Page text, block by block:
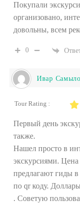
Покупали
организовано,
довольны, всем
0
Ивар
Tour Rating :
Первый день
также.
Нашел просто в
экскурсиями. Цена
предлагают гиды
по qr коду.
. Советую